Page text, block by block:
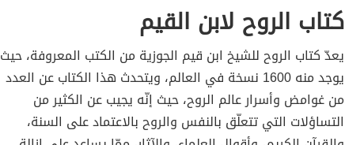
كتاب الروح لابن القيم
يعدّ كتاب الروح للشيخ ابن قيم الجوزية من الكتب المعروفة، حيث
يوجد منه 1600 نسخة في العالم، ويتحدث هذا الكتاب عن العدد
من غوامض وأسرار عالم الروح، حيث إنّه يجيب عن الكثير من
التساؤلات التي تتعلّق بالنفس والروح بالاعتماد على السنة،